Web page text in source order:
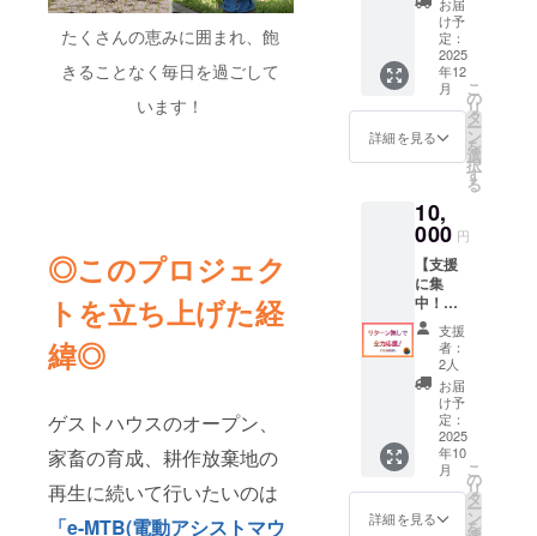
たくさんの恵みに囲まれ、飽
きることなく毎日を過ごして
います！
◎このプロジェク
トを立ち上げた経
緯◎
ゲストハウスのオープン、
家畜の育成、耕作放棄地の
再生に続いて行いたいのは
「e-MTB(電動アシストマウ
りなど
使い方
色々。
世界自
然遺産
の白神
ガニッ
クや古
来種の
種を使
用して
いるた
め、 圧
倒的な
風味の
豊かさ
がウリ
です！
※原材料
及び添
加物等
表示は
制作中
です
トを記
念した
タオ
ル！自
転車乗
りには
欠かせ
ないタ
オルで
画像は
イメー
ジで、
デザイ
ン細部
は制作
中です
お届
け予
定：
2025
年12
月
詳細を見る
こ
の
リ
タ
ー
ン
を
選
択
す
る
10,
000 円
【支援
に集
中！お
礼の
メッ
セージ
（10,00
0円）】
感謝の
気持ち
を込め
て、お
礼の
メッ
支援
者：
2人
お届
け予
定：
2025
年10
月
詳細を見る
こ
の
リ
タ
ー
ン
を